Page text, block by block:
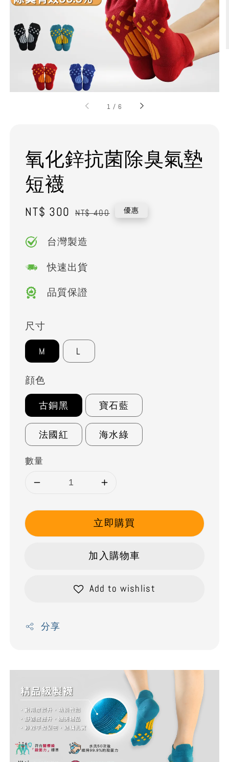
1 / 6
氧化鋅抗菌除臭氣墊
短襪
Sale
NT$ 300 Regular
NT$ 400 優惠
台灣製造
快速出貨
品質保證
尺寸
M L
顔色
古銅黑 寶石藍
法國紅 海水綠
數量
立即購買
加入購物車
Add to wishlist
分享